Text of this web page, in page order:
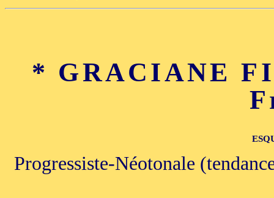
* GRACIANE
Progressiste-Néotonale